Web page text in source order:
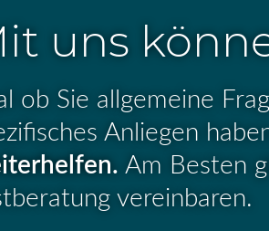
uns
ob Sie allgemeine
Anliegen
Am Besten
vereinbaren.